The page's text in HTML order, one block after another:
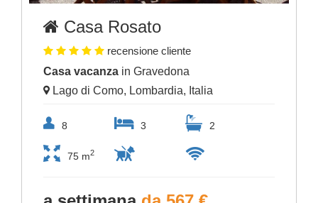
Casa Rosato
recensione cliente
Casa vacanza in Gravedona
Lago di Como, Lombardia, Italia
8 3 2
75 m2